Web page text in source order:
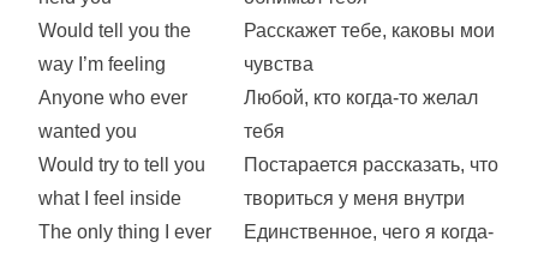
Would tell you the
way I’m feeling
Anyone who ever
wanted you
Would try to tell you
what I feel inside
The only thing I ever
Расскажет тебе, каковы мои
чувства
Любой, кто когда-то желал
тебя
Постарается рассказать, что
твориться у меня внутри
Единственное, чего я когда-